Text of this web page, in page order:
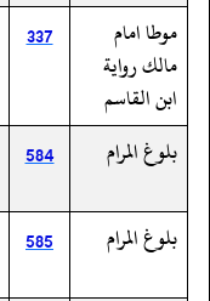
موطا امام
مالك رواية
ابن القاسم
337
بلوغ المرام
584
بلوغ المرام
585